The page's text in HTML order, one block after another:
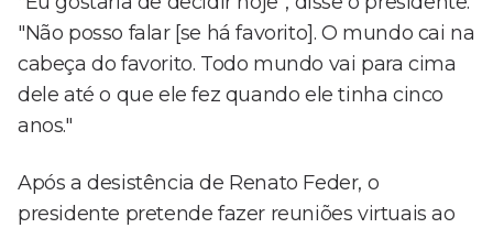
"Não posso falar [se há favorito]. O mundo cai na
cabeça do favorito. Todo mundo vai para cima
dele até o que ele fez quando ele tinha cinco
anos."
Após a desistência de Renato Feder, o
presidente pretende fazer reuniões virtuais ao